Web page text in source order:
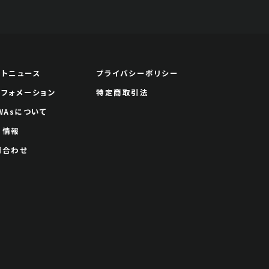
ニュース
ォメーション
について
報
わせ
プライバシーポリシー
特定商取引法